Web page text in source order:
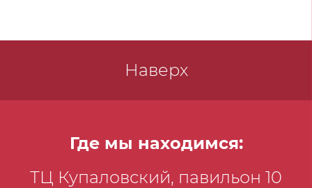
Наверх
Где мы находимся:
ТЦ Купаловский, павильон 10